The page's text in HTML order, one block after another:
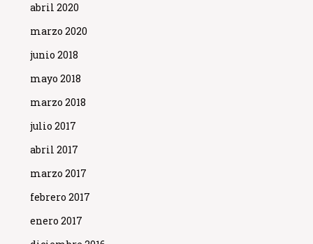
abril 2020
marzo 2020
junio 2018
mayo 2018
marzo 2018
julio 2017
abril 2017
marzo 2017
febrero 2017
enero 2017